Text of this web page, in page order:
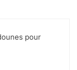
pour